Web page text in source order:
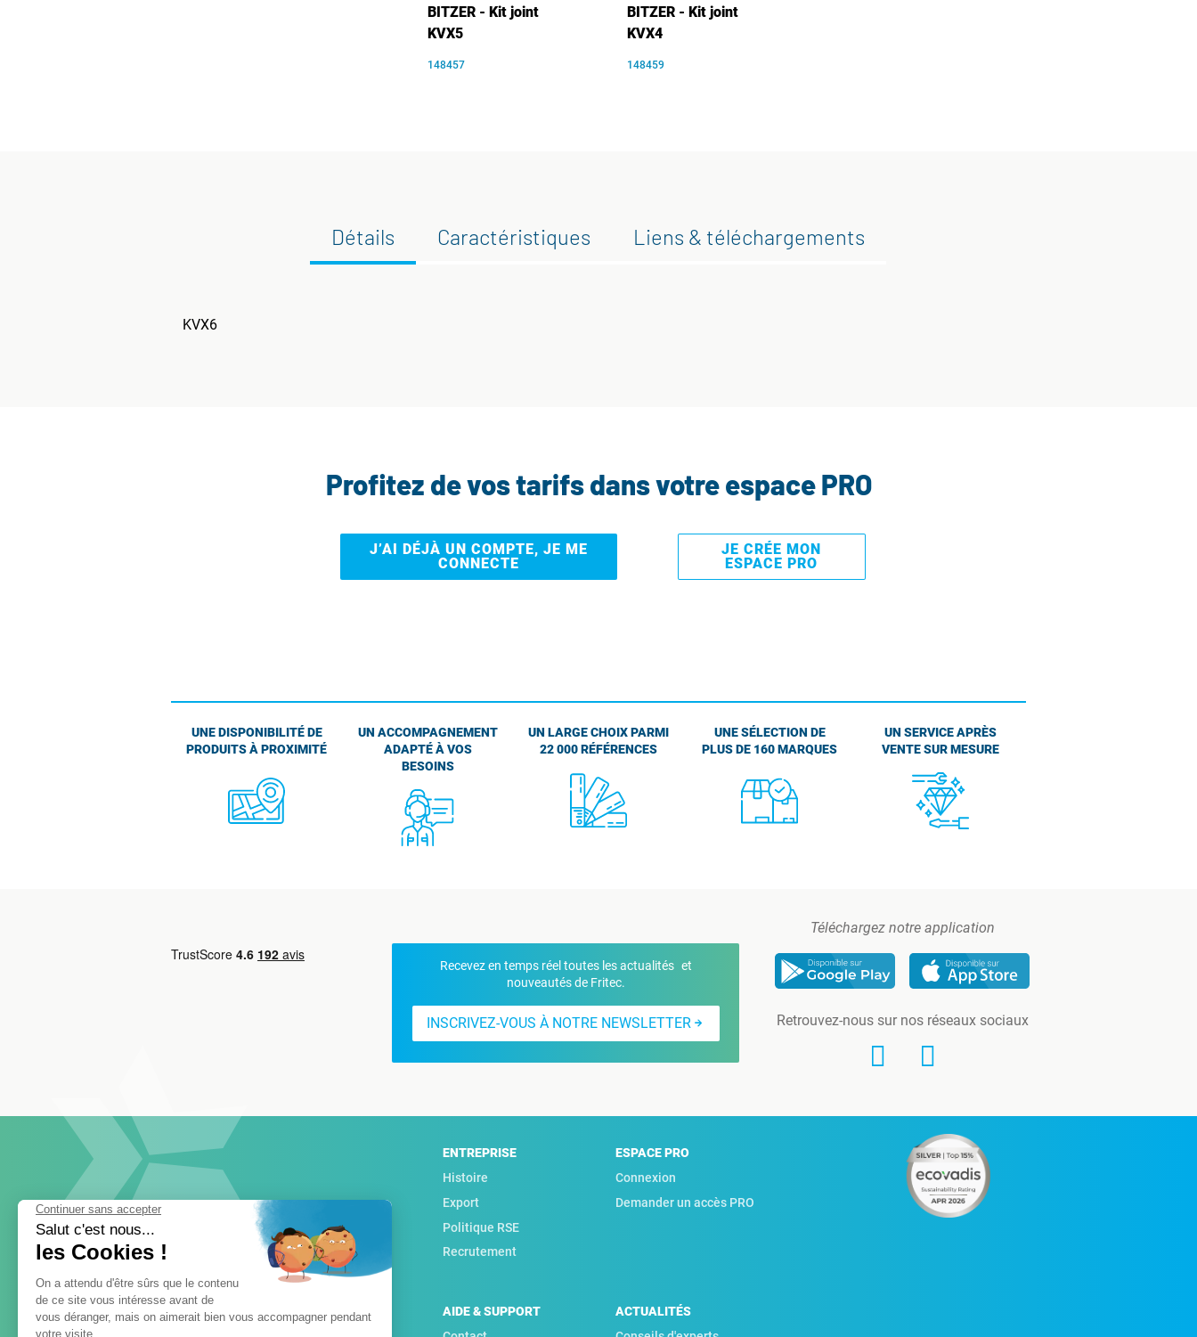
BITZER - Kit joint
KVX5
148457
BITZER - Kit joint
KVX4
148459
Détails Caractéristiques Liens & téléchargements
KVX6
Profitez de vos tarifs dans votre espace PRO
J’AI DÉJÀ UN COMPTE, JE ME
CONNECTE
JE CRÉE MON
ESPACE PRO
UNE DISPONIBILITÉ DE
PRODUITS À PROXIMITÉ
UN ACCOMPAGNEMENT
ADAPTÉ À VOS
BESOINS
UN LARGE CHOIX PARMI
22 000 RÉFÉRENCES
UNE SÉLECTION DE
PLUS DE 160 MARQUES
UN SERVICE APRÈS
VENTE SUR MESURE
Recevez en temps réel toutes les actualités et
nouveautés de Fritec.
INSCRIVEZ-VOUS À NOTRE NEWSLETTER
Téléchargez notre application
Retrouvez-nous sur nos réseaux sociaux
ENTREPRISE
Histoire
Export
Politique RSE
Recrutement
ESPACE PRO
Connexion
Demander un accès PRO
AIDE & SUPPORT
ACTUALITÉS